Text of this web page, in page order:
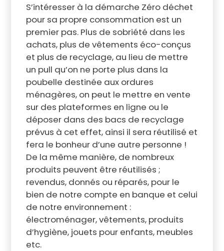
S’intéresser à la démarche Zéro déchet
pour sa propre consommation est un
premier pas. Plus de sobriété dans les
achats, plus de vêtements éco-conçus
et plus de recyclage, au lieu de mettre
un pull qu’on ne porte plus dans la
poubelle destinée aux ordures
ménagères, on peut le mettre en vente
sur des plateformes en ligne ou le
déposer dans des bacs de recyclage
prévus à cet effet, ainsi il sera réutilisé et
fera le bonheur d’une autre personne !
De la même manière, de nombreux
produits peuvent être réutilisés ;
revendus, donnés ou réparés, pour le
bien de notre compte en banque et celui
de notre environnement :
électroménager, vêtements, produits
d’hygiène, jouets pour enfants, meubles
etc.